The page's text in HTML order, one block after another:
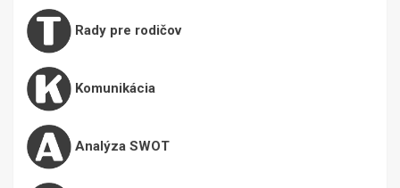
Rady pre rodičov
Komunikácia
Analýza SWOT